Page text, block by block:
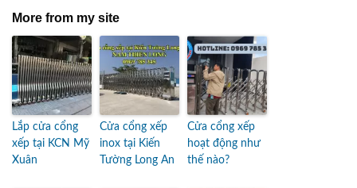
More from my site
Lắp cửa cổng
xếp tại KCN Mỹ
Xuân
Cửa cổng xếp
inox tại Kiến
Tường Long An
Cửa cổng xếp
hoạt động như
thế nào?